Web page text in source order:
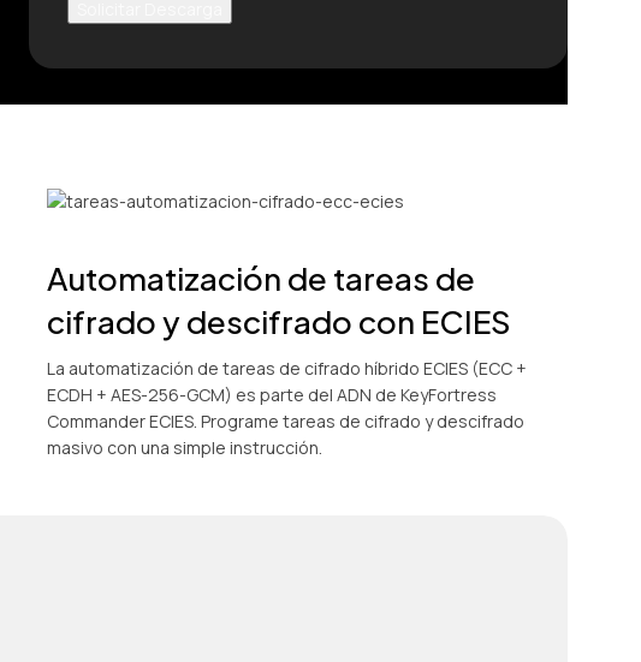
Automatización de tareas de
cifrado y descifrado con ECIES
La automatización de tareas de cifrado híbrido ECIES (ECC +
ECDH + AES-256-GCM) es parte del ADN de KeyFortress
Commander ECIES. Programe tareas de cifrado y descifrado
masivo con una simple instrucción.